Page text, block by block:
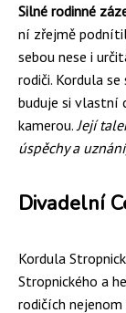
Silné rodinné
ní zřejmě
sebou nese i
rodiči. Kordula
buduje si vlastní
kamerou. Její
úspěchy a
Divadelní
Kordula
Stropnického a
rodičích